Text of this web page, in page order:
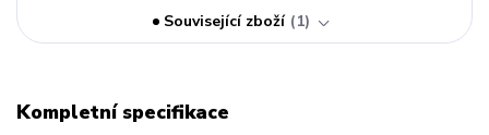
Související zboží
1
Kompletní specifikace